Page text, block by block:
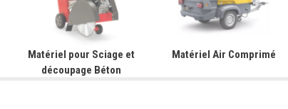
Matériel pour Sciage et
découpage Béton
Matériel Air Comprimé